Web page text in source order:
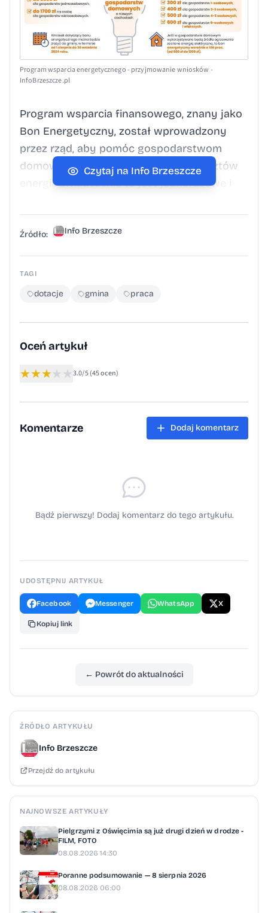
Program wsparcia energetycznego - przyjmowanie wniosków -
InfoBrzeszcze.pl
Program wsparcia finansowego, znany jako
Bon Energetyczny, został wprowadzony
przez rząd, aby pomóc gospodarstwom
domowym w pokryciu rosnących kosztów
energii. Świadczenie to jest jednorazowe i
dochodów oraz liczby osób w
gospodarstwie domowym. Wnioski o to
świadczenie od mieszkańców Gminy
Brzeszcze przyjmuje Ośrodek Pomocy
Społecznej w Brzeszczach, z …
Czytaj na Info Brzeszcze
Źródło: Info Brzeszcze
TAGI
dotacje gmina praca
Oceń artykuł
★★★★ ★3.0/5(45 ocen)
Komentarze Dodaj komentarz
Bądź pierwszy! Dodaj komentarz do tego artykułu.
UDOSTĘPNIJ ARTYKUŁ
Facebook Messenger WhatsApp X
Kopiuj link
← Powrót do aktualności
ŹRÓDŁO ARTYKUŁU
Info Brzeszcze
Przejdź do artykułu
NAJNOWSZE ARTYKUŁY
Pielgrzymi z Oświęcimia są już drugi dzień w drodze -
FILM, FOTO
08.08.2026 14:30
Poranne podsumowanie — 8 sierpnia 2026
08.08.2026 06:00